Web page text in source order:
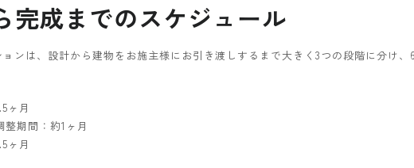
完成までのスケジュール
ンは、設計から建物をお施主様にお引き渡しするまで大きく3つの段階に分け
ヶ月
整期間：約1ヶ月
ヶ月